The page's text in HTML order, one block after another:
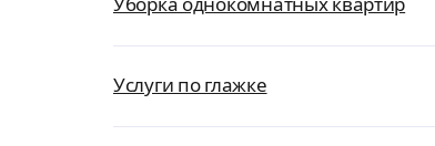
Услуги по глажке